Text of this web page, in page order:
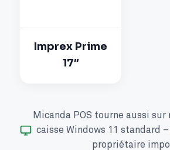
Imprex Prime
17″
Micanda POS tourne aussi
caisse Windows 11 standard
propriétaire